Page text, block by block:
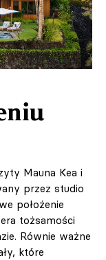
Mauna Kea i
przez studio
położenie
tożsamości
Równie ważne
które